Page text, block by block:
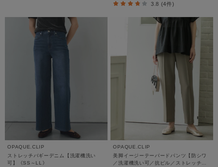
3.8 (4件)
OPAQUE.CLIP
ストレッチバギーデニム【洗濯機洗い
可】《SS～LL》
OPAQUE.CLIP
美脚イージーテーパードパンツ【防シワ
／洗濯機洗い可／抗ピル／ストレッチ】